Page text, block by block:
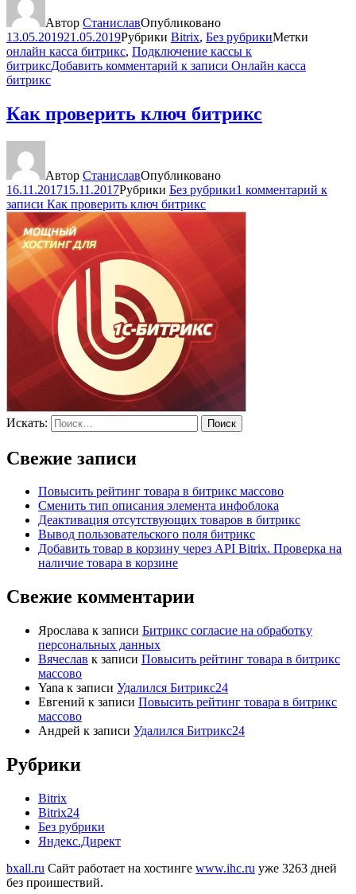
Автор СтаниславОпубликовано
13.05.201921.05.2019Рубрики Bitrix, Без рубрикиМетки
онлайн касса битрикс, Подключение кассы к
битриксДобавить комментарий к записи Онлайн касса
битрикс
Как проверить ключ битрикс
Автор СтаниславОпубликовано
16.11.201715.11.2017Рубрики Без рубрики1 комментарий к
записи Как проверить ключ битрикс
Искать: Поиск
Свежие записи
Повысить рейтинг товара в битрикс массово
Сменить тип описания элемента инфоблока
Деактивация отсутствующих товаров в битрикс
Вывод пользовательского поля битрикс
Добавить товар в корзину через API Bitrix. Проверка на
наличие товара в корзине
Свежие комментарии
Ярослава к записи Битрикс согласие на обработку
персональных данных
Вячеслав к записи Повысить рейтинг товара в битрикс
массово
Yana к записи Удалился Битрикс24
Евгений к записи Повысить рейтинг товара в битрикс
массово
Андрей к записи Удалился Битрикс24
Рубрики
Bitrix
Bitrix24
Без рубрики
Яндекс.Директ
bxall.ru Сайт работает на хостинге www.ihc.ru уже 3263 дней
без проишествий.